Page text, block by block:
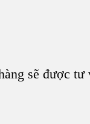
sẽ được tư